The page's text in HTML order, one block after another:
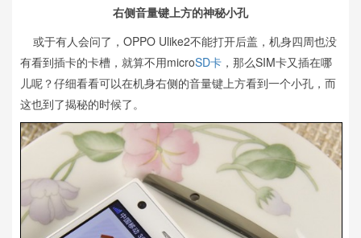
右侧音量键上方的神秘小孔
或于有人会问了，OPPO Ulike2不能打开后盖，机身四周也没
有看到插卡的卡槽，就算不用microSD卡 ，那么SIM卡又插在哪
儿呢？仔细看看可以在机身右侧的音量键上方看到一个小孔，而
这也到了揭秘的时候了。